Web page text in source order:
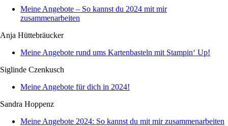
Meine Angebote – So kannst du 2024 mit mir
zusammenarbeiten
Anja Hüttebräucker
Meine Angebote rund ums Kartenbasteln mit Stampin‘ Up!
Siglinde Czenkusch
Meine Angebote für dich in 2024!
Sandra Hoppenz
Meine Angebote 2024: So kannst du mit mir zusammenarbeiten